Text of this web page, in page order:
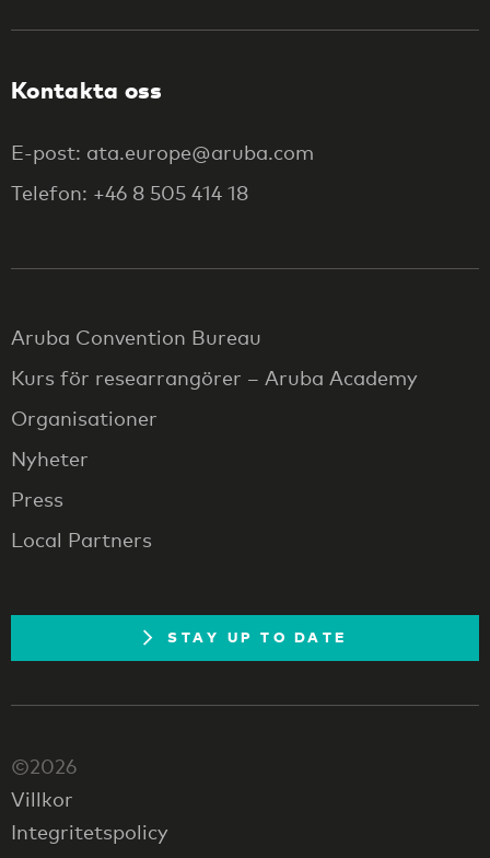
Kontakta oss
E-post: ata.europe@aruba.com
Telefon: +46 8 505 414 18
Aruba Convention Bureau
Kurs för researrangörer – Aruba Academy
Organisationer
Nyheter
Press
Local Partners
STAY UP TO DATE
©2026
Villkor
Integritetspolicy